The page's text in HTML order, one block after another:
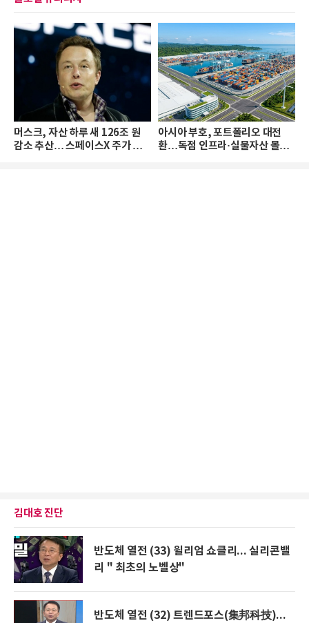
머스크, 자산 하루 새 126조 원
감소 추산… 스페이스X 주가 하
아시아 부호, 포트폴리오 대전
환…독점 인프라·실물자산 몰린
김대호 진단
반도체 열전 (33) 윌리엄 쇼클리... 실리콘밸
리 " 최초의 노벨상"
반도체 열전 (32) 트렌드포스(集邦科技)...